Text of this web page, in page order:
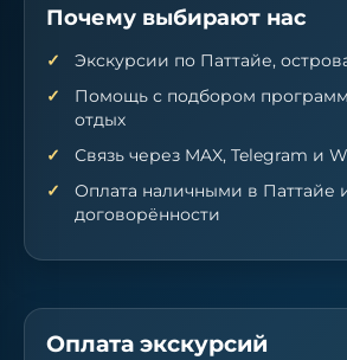
Почему выбирают нас
Экскурсии по Паттайе,
Помощь с подбором
отдых
Связь через MAX, Telegram и
Оплата наличными в Паттайе
договорённости
Оплата экскурсий